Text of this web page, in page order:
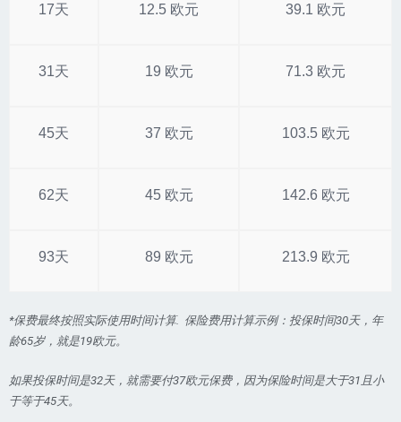
17天 12.5 欧元 39.1 欧元
31天 19 欧元 71.3 欧元
45天 37 欧元 103.5 欧元
62天 45 欧元 142.6 欧元
93天 89 欧元 213.9 欧元
*保费最终按照实际使用时间计算. 保险费用计算示例：投保时间30天，年
龄65岁，就是19欧元。
如果投保时间是32天，就需要付37欧元保费，因为保险时间是大于31且小
于等于45天。